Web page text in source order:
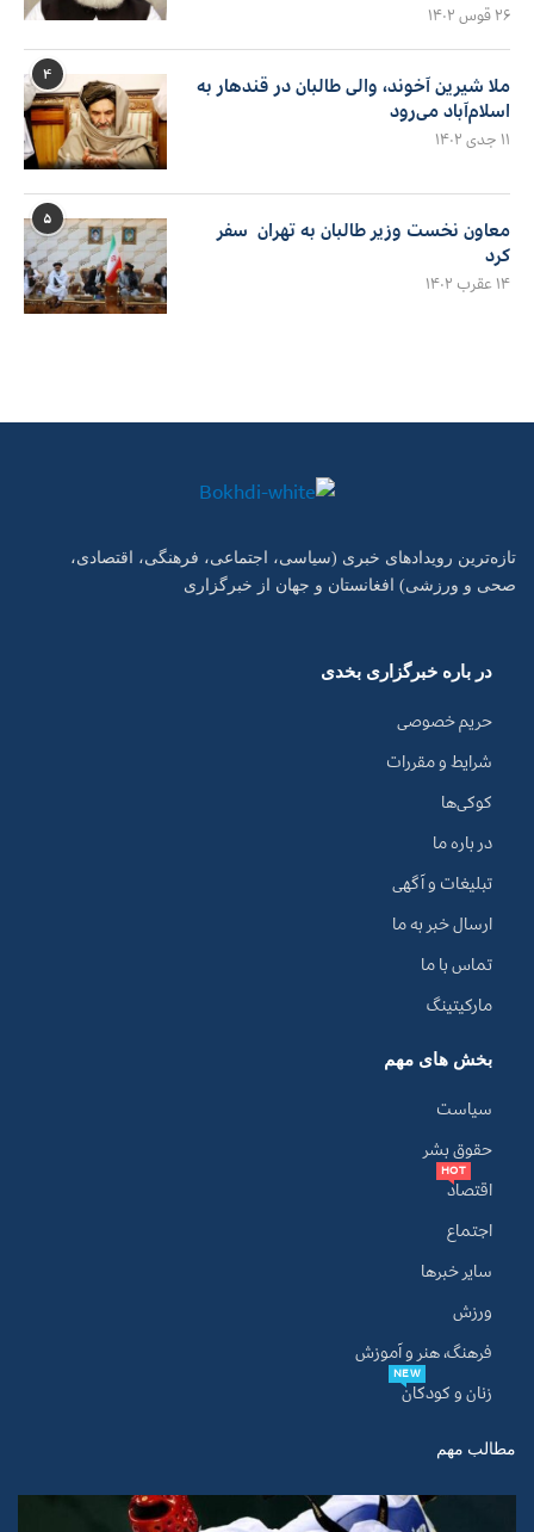
۲۶ قوس ۱۴۰۲
۴
ملا شیرین آخوند، والی طالبان در قندهار به
اسلام‌آباد می‌رود
۱۱ جدی ۱۴۰۲
۵
معاون نخست وزیر طالبان به تهران سفر
کرد
۱۴ عقرب ۱۴۰۲
تازه‌ترین رویدادهای خبری (سیاسی، اجتماعی، فرهنگی، اقتصادی،
صحی و ورزشی) افغانستان و جهان از خبرگزاری
در باره خبرگزاری بخدی
حریم خصوصی
شرایط و مقررات
کوکی‌ها
در باره ما
تبلیغات و آگهی
ارسال خبر به ما
تماس با ما
مارکیتینگ
بخش های مهم
سیاست
حقوق بشر
اقتصاد
HOT
اجتماع
سایر خبرها
ورزش
فرهنگ، هنر و آموزش
زنان و کودکان
NEW
مطالب مهم